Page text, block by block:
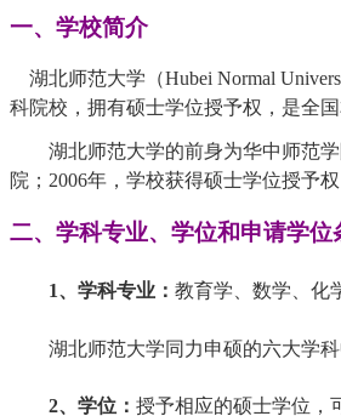
一、学校简介
湖北师范大学（Hubei Normal
科院校，拥有硕士学位授予权，是全
湖北师范大学的前身为华中师范
院；2006年，学校获得硕士学位授予
二、 学科专业、学位和申请学位
1、学科专业： 教育学、数学、化
湖北师范大学同力申硕的六大学
2、学位： 授予相应的硕士学位，